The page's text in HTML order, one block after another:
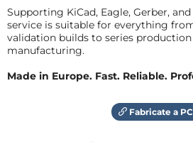
Supporting KiCad, Eagle, Gerber,
service is suitable for everything
validation builds to series
manufacturing.
Made in Europe. Fast. Reliable.
Fabricate a